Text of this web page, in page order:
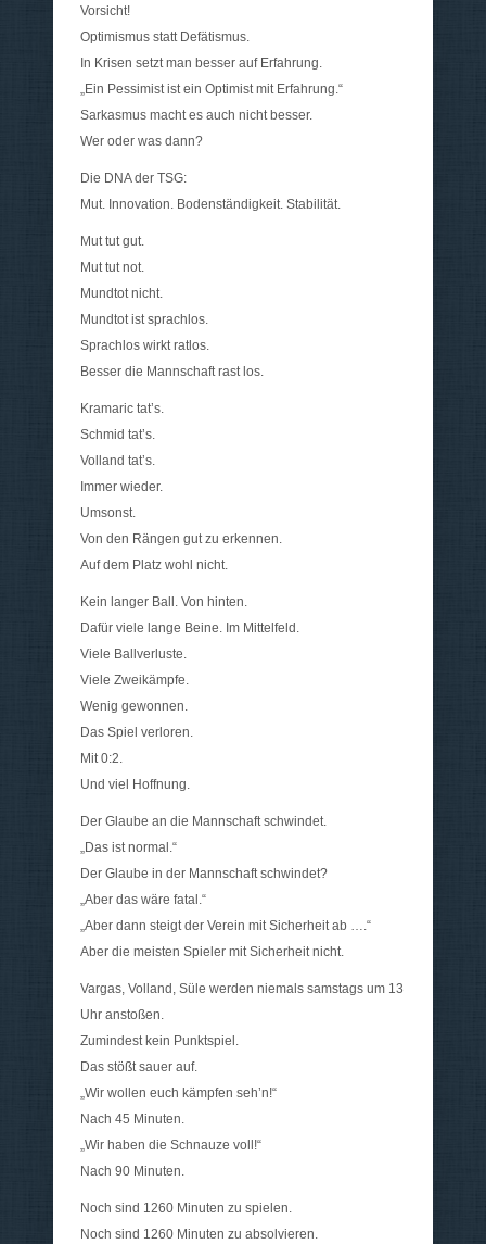
Vorsicht!
Optimismus statt Defätismus.
In Krisen setzt man besser auf Erfahrung.
„Ein Pessimist ist ein Optimist mit Erfahrung.“
Sarkasmus macht es auch nicht besser.
Wer oder was dann?
Die DNA der TSG:
Mut. Innovation. Bodenständigkeit. Stabilität.
Mut tut gut.
Mut tut not.
Mundtot nicht.
Mundtot ist sprachlos.
Sprachlos wirkt ratlos.
Besser die Mannschaft rast los.
Kramaric tat’s.
Schmid tat’s.
Volland tat’s.
Immer wieder.
Umsonst.
Von den Rängen gut zu erkennen.
Auf dem Platz wohl nicht.
Kein langer Ball. Von hinten.
Dafür viele lange Beine. Im Mittelfeld.
Viele Ballverluste.
Viele Zweikämpfe.
Wenig gewonnen.
Das Spiel verloren.
Mit 0:2.
Und viel Hoffnung.
Der Glaube an die Mannschaft schwindet.
„Das ist normal.“
Der Glaube in der Mannschaft schwindet?
„Aber das wäre fatal.“
„Aber dann steigt der Verein mit Sicherheit ab ….“
Aber die meisten Spieler mit Sicherheit nicht.
Vargas, Volland, Süle werden niemals samstags um 13
Uhr anstoßen.
Zumindest kein Punktspiel.
Das stößt sauer auf.
„Wir wollen euch kämpfen seh’n!“
Nach 45 Minuten.
„Wir haben die Schnauze voll!“
Nach 90 Minuten.
Noch sind 1260 Minuten zu spielen.
Noch sind 1260 Minuten zu absolvieren.